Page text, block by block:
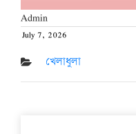
Admin
Posted
on
July 7, 2026
খেলাধুলা